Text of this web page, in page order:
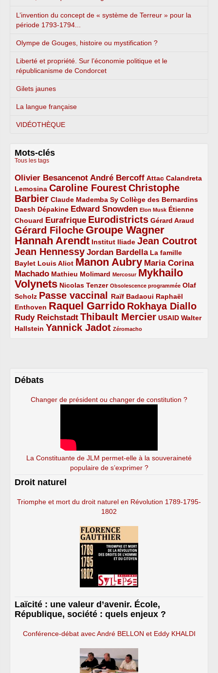
L’invention du concept de « système de Terreur » pour la
période 1793-1794...
Olympe de Gouges, histoire ou mystification ?
Liberté et propriété. Sur l’économie politique et le
républicanisme de Condorcet
Gilets jaunes
La langue française
VIDÉOTHÈQUE
Mots-clés
Tous les tags
Olivier Besancenot
3/5 André Bercoff
3/5 Attac
2/5
Calandreta
Lemosina
2/5 Caroline Fourest
4/5
Christophe
Barbier
4/5 Claude Mademba Sy
2/5 Collège des Bernardins
2/5
Daesh
2/5 Dépakine
2/5 Edward Snowden
3/5 Elon Musk
1/5
Étienne
Chouard
2/5 Eurafrique
3/5 Eurodistricts
4/5 Gérard Araud
2/5
Gérard Filoche
4/5 Groupe Wagner
5/5
Hannah Arendt
5/5 Institut Iliade
2/5 Jean Coutrot
4/5
Jean Hennessy
4/5 Jordan Bardella
3/5
La famille
Baylet
2/5 Louis Aliot
2/5 Manon Aubry
5/5
Maria Corina
Machado
3/5 Mathieu Molimard
2/5 Mercosur
1/5
Mykhailo
Volynets
5/5 Nicolas Tenzer
2/5 Obsolescence programmée
1/5
Olaf
Scholz
2/5 Passe vaccinal
4/5 Raïf Badaoui
2/5
Raphaël
Enthoven
2/5 Raquel Garrido
5/5 Rokhaya Diallo
4/5
Rudy Reichstadt
3/5 Thibault Mercier
4/5 USAID
2/5
Walter
Hallstein
2/5 Yannick Jadot
4/5 Zéromacho
1/5
Débats
Changer de président ou changer de constitution ?
La Constituante de JLM permet-elle à la souveraineté
populaire de s’exprimer ?
Droit naturel
Triomphe et mort du droit naturel en Révolution 1789-1795-
1802
Laïcité : une valeur d’avenir. École,
République, société : quels enjeux ?
Conférence-débat avec André BELLON et Eddy KHALDI